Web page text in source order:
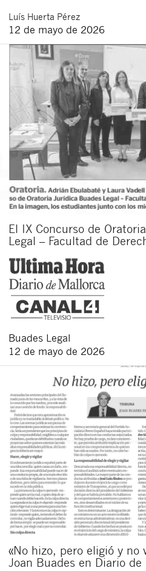
Luís Huerta Pérez
12 de mayo de 2026
El IX Concurso de
Legal – Facultad de
Buades Legal
12 de mayo de 2026
«No hizo, pero eligió y no
Joan Buades en Diario de